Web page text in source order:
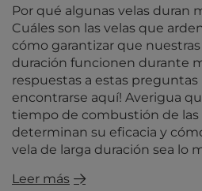
Por qué algunas velas duran
Cuáles son las velas que
cómo garantizar que nuestras
duración funcionen durante
respuestas a estas
encontrarse aquí! Averigua
tiempo de combustión de las
determinan su eficacia y
vela de larga duración sea lo
Leer más